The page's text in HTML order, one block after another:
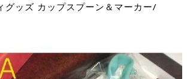
グッズ カップスプーン＆マーカー/